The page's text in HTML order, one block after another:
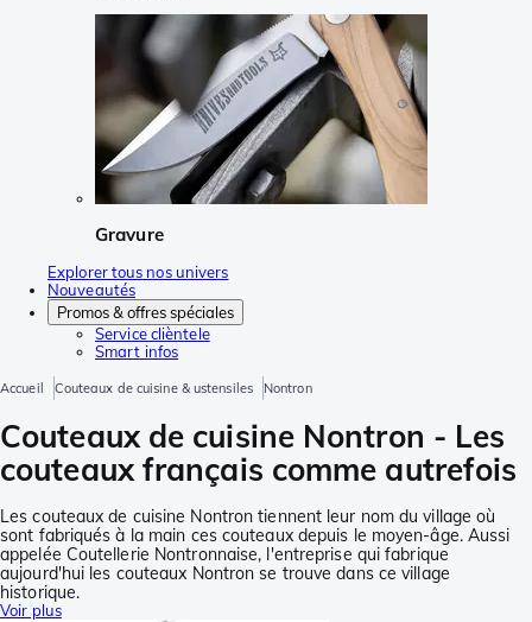
Gravure
Explorer tous nos univers
Nouveautés
Promos & offres spéciales
Service clièntele
Smart infos
Accueil Couteaux de cuisine & ustensiles Nontron
Couteaux de cuisine Nontron - Les
couteaux français comme autrefois
Les couteaux de cuisine Nontron tiennent leur nom du village où
sont fabriqués à la main ces couteaux depuis le moyen-âge. Aussi
appelée Coutellerie Nontronnaise, l'entreprise qui fabrique
aujourd'hui les couteaux Nontron se trouve dans ce village
historique.
Voir plus